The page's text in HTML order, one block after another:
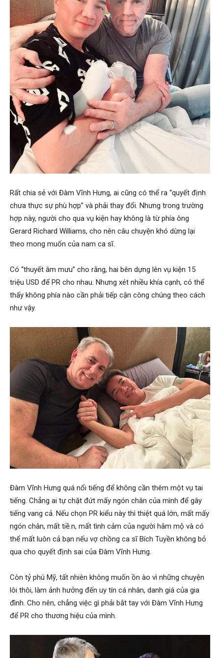
Rất chia sẻ với Đàm Vĩnh Hưng, ai cũng có thể ra “quyết định
chưa thực sự phù hợp” và phải thay đổi. Nhưng trong trường
hợp này, người cho qua vụ kiện hay không là từ phía ông
Gerard Richard Williams, cho nên câu chuyện khó dừng lại
theo mong muốn của nam ca sĩ.
Có “thuyết âm mưu” cho rằng, hai bên dựng lên vụ kiện 15
triệu USD để PR cho nhau. Nhưng xét nhiều khía cạnh, có thể
thấy không phía nào cần phải tiếp cận công chúng theo cách
như vậy.
Đàm Vĩnh Hưng quá nổi tiếng để không cần thêm một vụ tai
tiếng. Chẳng ai tự chặt đứt mấy ngón chân của mình để gây
tiếng vang cả. Nếu chọn PR kiểu này thì thiệt quá lớn, mất mấy
ngón chân, mất tiề.n, mất tình cảm của người hâm mộ và có
thể mất luôn cả bạn nếu vợ chồng ca sĩ Bích Tuyền không bỏ
qua cho quyết định sai của Đàm Vĩnh Hưng.
Còn tỷ phú Mỹ, tất nhiên không muốn ồn ào vì những chuyện
lôi thôi, làm ảnh hưởng đến uy tín cá nhân, danh giá của gia
đình. Cho nên, chẳng việc gì phải bắt tay với Đàm Vĩnh Hưng
để PR cho thương hiệu của mình.